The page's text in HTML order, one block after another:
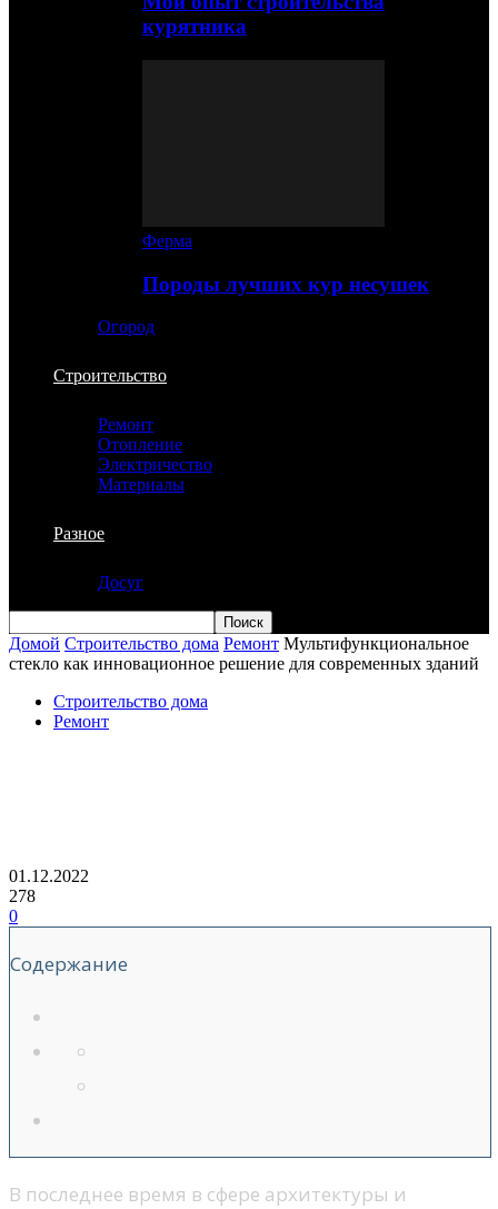
курятника
Ферма
Породы лучших кур несушек
Огород
Строительство
Ремонт
Отопление
Электричество
Материалы
Разное
Досуг
Домой Строительство дома Ремонт Мультифункциональное
стекло как инновационное решение для современных зданий
Строительство дома
Ремонт
01.12.2022
278
0
Содержание
В последнее время в сфере архитектуры и